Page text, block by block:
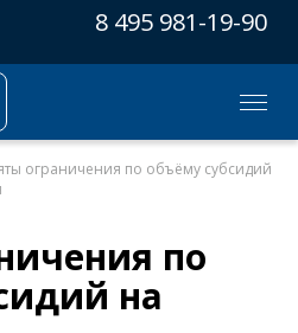
8 495 981-19-90
ограничения по объёму субсидий
по
на